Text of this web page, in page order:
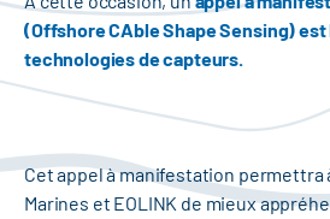
(Offshore CAble Shape Sensing)
technologies de capteurs.
Cet appel à manifestation permettra
Marines et EOLINK de mieux